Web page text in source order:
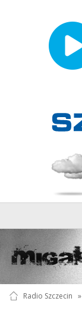
Radio Szczecin »